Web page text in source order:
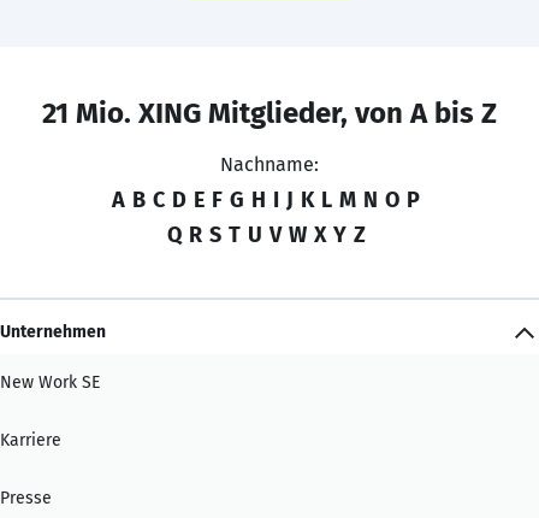
21 Mio. XING Mitglieder, von A bis Z
Nachname:
A B C D E F G H I J K L M N O P
Q R S T U V W X Y Z
Unternehmen
New Work SE
Karriere
Presse